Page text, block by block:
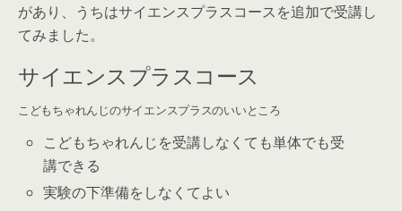
があり、うちはサイエンスプラスコースを追加で受講し
てみました。
サイエンスプラスコース
こどもちゃれんじのサイエンスプラスのいいところ
こどもちゃれんじを受講しなくても単体でも受
講できる
実験の下準備をしなくてよい